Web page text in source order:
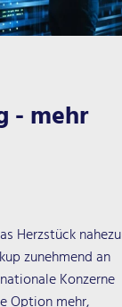
- mehr
Herzstück nahezu
zunehmend an
Konzerne